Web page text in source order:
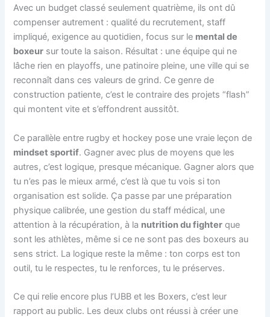
Avec un budget classé seulement quatrième, ils ont dû
compenser autrement : qualité du recrutement, staff
impliqué, exigence au quotidien, focus sur le mental de
boxeur sur toute la saison. Résultat : une équipe qui ne
lâche rien en playoffs, une patinoire pleine, une ville qui se
reconnaît dans ces valeurs de grind. Ce genre de
construction patiente, c’est le contraire des projets “flash”
qui montent vite et s’effondrent aussitôt.
Ce parallèle entre rugby et hockey pose une vraie leçon de
mindset sportif. Gagner avec plus de moyens que les
autres, c’est logique, presque mécanique. Gagner alors que
tu n’es pas le mieux armé, c’est là que tu vois si ton
organisation est solide. Ça passe par une préparation
physique calibrée, une gestion du staff médical, une
attention à la récupération, à la nutrition du fighter que
sont les athlètes, même si ce ne sont pas des boxeurs au
sens strict. La logique reste la même : ton corps est ton
outil, tu le respectes, tu le renforces, tu le préserves.
Ce qui relie encore plus l’UBB et les Boxers, c’est leur
rapport au public. Les deux clubs ont réussi à créer une